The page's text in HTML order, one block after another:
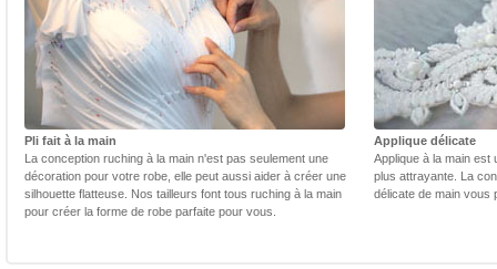
Pli fait à la main
La conception ruching à la main n'est pas seulement une
décoration pour votre robe, elle peut aussi aider à créer une
silhouette flatteuse. Nos tailleurs font tous ruching à la main
pour créer la forme de robe parfaite pour vous.
Applique délicate
Applique à la main est
plus attrayante. La
délicate de main vous